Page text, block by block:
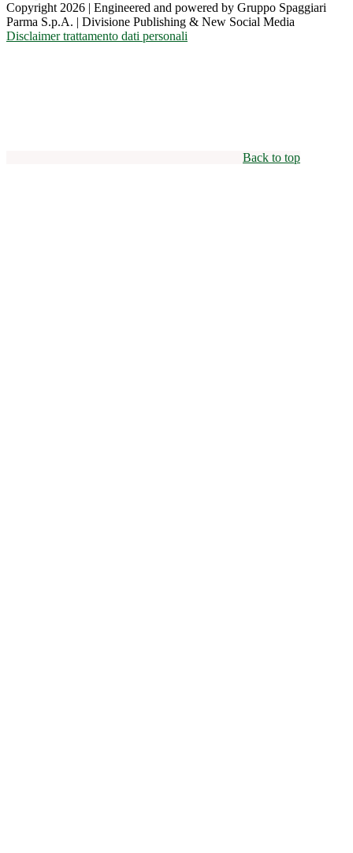
Copyright 2026 | Engineered and powered by Gruppo Spaggiari
Parma S.p.A. | Divisione Publishing & New Social Media
Disclaimer trattamento dati personali
Back to top